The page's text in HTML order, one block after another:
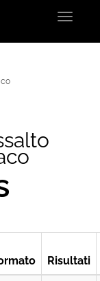
Toggle
Risultati